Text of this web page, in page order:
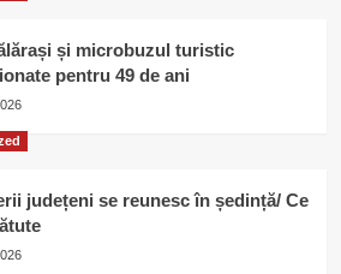
și microbuzul turistic
pentru 49 de ani
județeni se reunesc în ședință/ Ce